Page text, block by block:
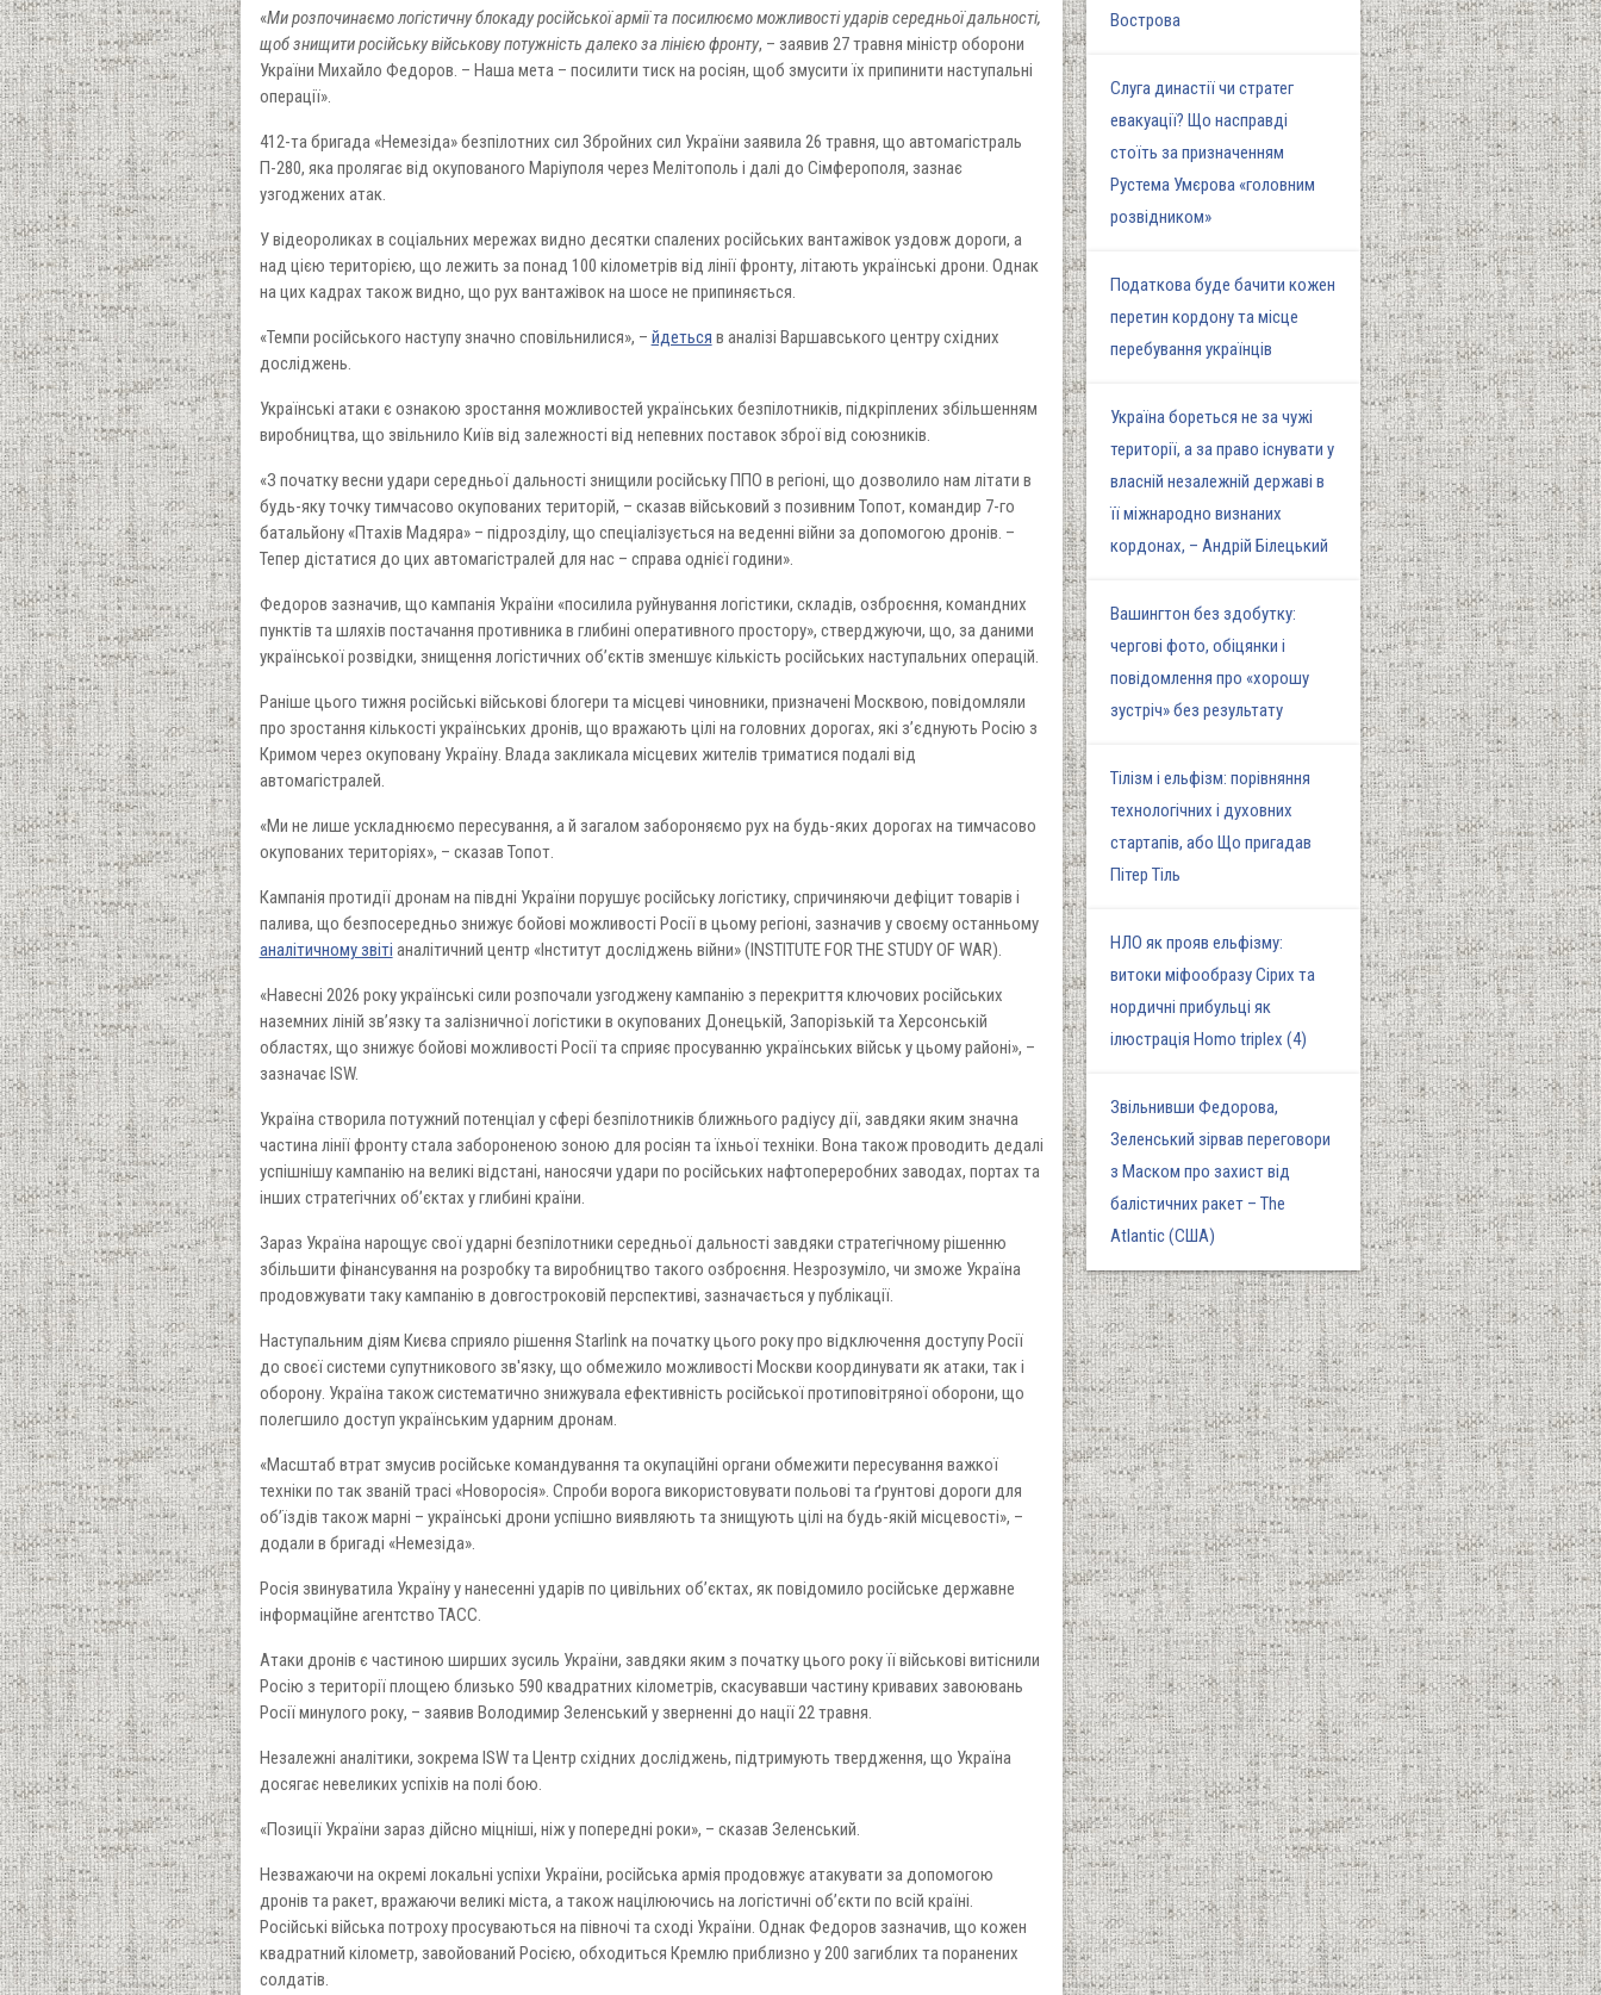
«Ми розпочинаємо логістичну блокаду російської армії та посилюємо можливості ударів середньої дальності,
щоб знищити російську військову потужність далеко за лінією фронту, – заявив 27 травня міністр оборони
України Михайло Федоров. – Наша мета – посилити тиск на росіян, щоб змусити їх припинити наступальні
операції».
412-та бригада «Немезіда» безпілотних сил Збройних сил України заявила 26 травня, що автомагістраль
П-280, яка пролягає від окупованого Маріуполя через Мелітополь і далі до Сімферополя, зазнає
узгоджених атак.
У відеороликах в соціальних мережах видно десятки спалених російських вантажівок уздовж дороги, а
над цією територією, що лежить за понад 100 кілометрів від лінії фронту, літають українські дрони. Однак
на цих кадрах також видно, що рух вантажівок на шосе не припиняється.
«Темпи російського наступу значно сповільнилися», – йдеться в аналізі Варшавського центру східних
досліджень.
Українські атаки є ознакою зростання можливостей українських безпілотників, підкріплених збільшенням
виробництва, що звільнило Київ від залежності від непевних поставок зброї від союзників.
«З початку весни удари середньої дальності знищили російську ППО в регіоні, що дозволило нам літати в
будь-яку точку тимчасово окупованих територій, – сказав військовий з позивним Топот, командир 7-го
батальйону «Птахів Мадяра» – підрозділу, що спеціалізується на веденні війни за допомогою дронів. –
Тепер дістатися до цих автомагістралей для нас – справа однієї години».
Федоров зазначив, що кампанія України «посилила руйнування логістики, складів, озброєння, командних
пунктів та шляхів постачання противника в глибині оперативного простору», стверджуючи, що, за даними
української розвідки, знищення логістичних об’єктів зменшує кількість російських наступальних операцій.
Раніше цього тижня російські військові блогери та місцеві чиновники, призначені Москвою, повідомляли
про зростання кількості українських дронів, що вражають цілі на головних дорогах, які з’єднують Росію з
Кримом через окуповану Україну. Влада закликала місцевих жителів триматися подалі від
автомагістралей.
«Ми не лише ускладнюємо пересування, а й загалом забороняємо рух на будь-яких дорогах на тимчасово
окупованих територіях», – сказав Топот.
Кампанія протидії дронам на півдні України порушує російську логістику, спричиняючи дефіцит товарів і
палива, що безпосередньо знижує бойові можливості Росії в цьому регіоні, зазначив у своєму останньому
аналітичному звіті аналітичний центр «Інститут досліджень війни» (INSTITUTE FOR THE STUDY OF WAR).
«Навесні 2026 року українські сили розпочали узгоджену кампанію з перекриття ключових російських
наземних ліній зв’язку та залізничної логістики в окупованих Донецькій, Запорізькій та Херсонській
областях, що знижує бойові можливості Росії та сприяє просуванню українських військ у цьому районі», –
зазначає ISW.
Україна створила потужний потенціал у сфері безпілотників ближнього радіусу дії, завдяки яким значна
частина лінії фронту стала забороненою зоною для росіян та їхньої техніки. Вона також проводить дедалі
успішнішу кампанію на великі відстані, наносячи удари по російських нафтопереробних заводах, портах та
інших стратегічних об’єктах у глибині країни.
Зараз Україна нарощує свої ударні безпілотники середньої дальності завдяки стратегічному рішенню
збільшити фінансування на розробку та виробництво такого озброєння. Незрозуміло, чи зможе Україна
продовжувати таку кампанію в довгостроковій перспективі, зазначається у публікації.
Наступальним діям Києва сприяло рішення Starlink на початку цього року про відключення доступу Росії
до своєї системи супутникового зв'язку, що обмежило можливості Москви координувати як атаки, так і
оборону. Україна також систематично знижувала ефективність російської протиповітряної оборони, що
полегшило доступ українським ударним дронам.
«Масштаб втрат змусив російське командування та окупаційні органи обмежити пересування важкої
техніки по так званій трасі «Новоросія». Спроби ворога використовувати польові та ґрунтові дороги для
об’їздів також марні – українські дрони успішно виявляють та знищують цілі на будь-якій місцевості», –
додали в бригаді «Немезіда».
Росія звинуватила Україну у нанесенні ударів по цивільних об’єктах, як повідомило російське державне
інформаційне агентство ТАСС.
Атаки дронів є частиною ширших зусиль України, завдяки яким з початку цього року її військові витіснили
Росію з території площею близько 590 квадратних кілометрів, скасувавши частину кривавих завоювань
Росії минулого року, – заявив Володимир Зеленський у зверненні до нації 22 травня.
Незалежні аналітики, зокрема ISW та Центр східних досліджень, підтримують твердження, що Україна
досягає невеликих успіхів на полі бою.
«Позиції України зараз дійсно міцніші, ніж у попередні роки», – сказав Зеленський.
Незважаючи на окремі локальні успіхи України, російська армія продовжує атакувати за допомогою
дронів та ракет, вражаючи великі міста, а також націлюючись на логістичні об’єкти по всій країні.
Російські війська потроху просуваються на півночі та сході України. Однак Федоров зазначив, що кожен
квадратний кілометр, завойований Росією, обходиться Кремлю приблизно у 200 загиблих та поранених
солдатів.
Вострова
Слуга династії чи стратег
евакуації? Що насправді
стоїть за призначенням
Рустема Умєрова «головним
розвідником»
Податкова буде бачити кожен
перетин кордону та місце
перебування українців
Україна бореться не за чужі
території, а за право існувати у
власній незалежній державі в
її міжнародно визнаних
кордонах, – Андрій Білецький
Вашингтон без здобутку:
чергові фото, обіцянки і
повідомлення про «хорошу
зустріч» без результату
Тілізм і ельфізм: порівняння
технологічних і духовних
стартапів, або Що пригадав
Пітер Тіль
НЛО як прояв ельфізму:
витоки міфообразу Сірих та
нордичні прибульці як
ілюстрація Homo triplex (4)
Звільнивши Федорова,
Зеленський зірвав переговори
з Маском про захист від
балістичних ракет – The
Atlantic (США)